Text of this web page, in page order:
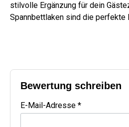
stilvolle Ergänzung für dein
Spannbettlaken sind die perfekte
Bewertung schreiben
E-Mail-Adresse *